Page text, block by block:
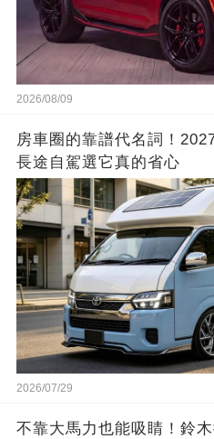
2026/08/09
房車圈的靠譜代名詞！
長途自駕選它真的省心
2026/07/29
不靠大馬力也能吸睛！鈴